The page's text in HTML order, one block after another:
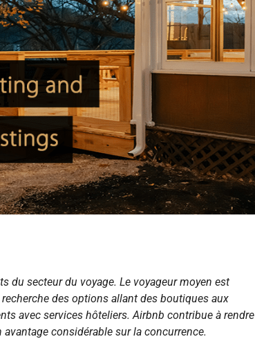
secteur du voyage. Le voyageur moyen est
des options allant des boutiques aux
avec services hôteliers. Airbnb contribue à rendre
considérable sur la concurrence.